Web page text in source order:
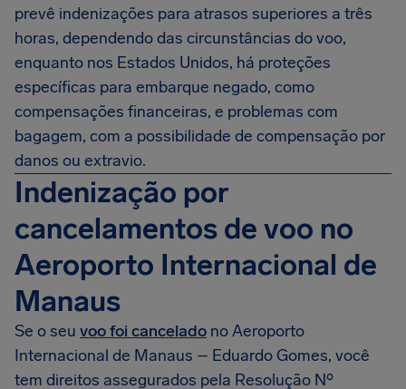
prevê indenizações para atrasos superiores a três
horas, dependendo das circunstâncias do voo,
enquanto nos Estados Unidos, há proteções
específicas para embarque negado, como
compensações financeiras, e problemas com
bagagem, com a possibilidade de compensação por
danos ou extravio.
Indenização por
cancelamentos de voo no
Aeroporto Internacional de
Manaus
Se o seu voo foi cancelado no Aeroporto
Internacional de Manaus – Eduardo Gomes, você
tem direitos assegurados pela Resolução Nº